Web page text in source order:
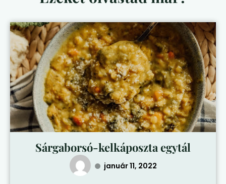
Sárgaborsó-kelkáposzta egytál
január 11, 2022